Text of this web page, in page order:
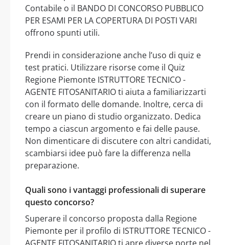
Contabile o il BANDO DI CONCORSO PUBBLICO
PER ESAMI PER LA COPERTURA DI POSTI VARI
offrono spunti utili.
Prendi in considerazione anche l’uso di quiz e
test pratici. Utilizzare risorse come il Quiz
Regione Piemonte ISTRUTTORE TECNICO -
AGENTE FITOSANITARIO ti aiuta a familiarizzarti
con il formato delle domande. Inoltre, cerca di
creare un piano di studio organizzato. Dedica
tempo a ciascun argomento e fai delle pause.
Non dimenticare di discutere con altri candidati,
scambiarsi idee può fare la differenza nella
preparazione.
Quali sono i vantaggi professionali di superare
questo concorso?
Superare il concorso proposta dalla Regione
Piemonte per il profilo di ISTRUTTORE TECNICO -